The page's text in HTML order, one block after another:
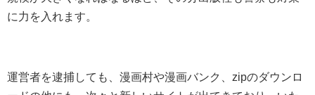
に力を入れます。
運営者を逮捕しても、漫画村や漫画バンク、zipのダウンロ